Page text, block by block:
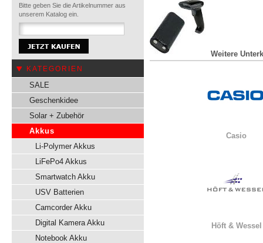
Bitte geben Sie die Artikelnummer aus
unserem Katalog ein.
KATEGORIEN
SALE
Geschenkidee
Solar + Zubehör
Akkus
Li-Polymer Akkus
LiFePo4 Akkus
Smartwatch Akku
USV Batterien
Camcorder Akku
Digital Kamera Akku
Notebook Akku
Weitere
Casio
Höft & Wessel